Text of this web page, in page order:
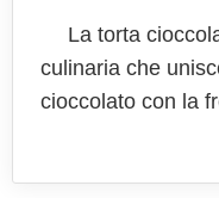
La torta
culinaria che
cioccolato con la
dei lamponi.
celebrare